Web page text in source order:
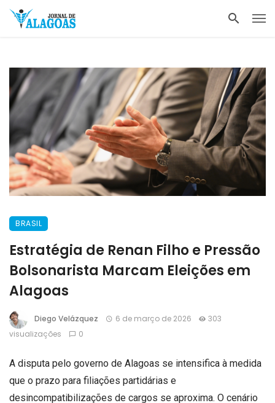
BRASIL
Estratégia de Renan Filho e Pressão
Bolsonarista Marcam Eleições em
Alagoas
Diego Velázquez 6 de março de 2026
303
visualizações
0
A disputa pelo governo de Alagoas se intensifica à medida
que o prazo para filiações partidárias e
desincompatibilizações de cargos se aproxima. O cenário